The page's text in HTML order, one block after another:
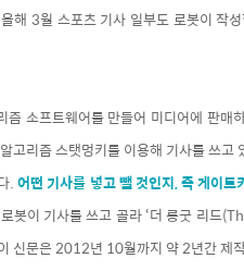
해 3월 스포츠 기사 일부도 로봇이 작
즘 소프트웨어를 만들어 미디어에 판
고리즘 스탯멍키를 이용해 기사를 쓰
.어떤 기사를 넣고 뺄 것인지, 즉 게이
봇이 기사를 쓰고 골라 ‘더 롱굿 리드
신문은 2012년 10월까지 약 2년간 제